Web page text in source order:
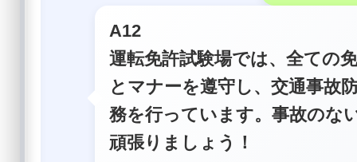
A12
運転免許試験場では、全ての
とマナーを遵守し、交通事故
務を行っています。事故のな
頑張りましょう！